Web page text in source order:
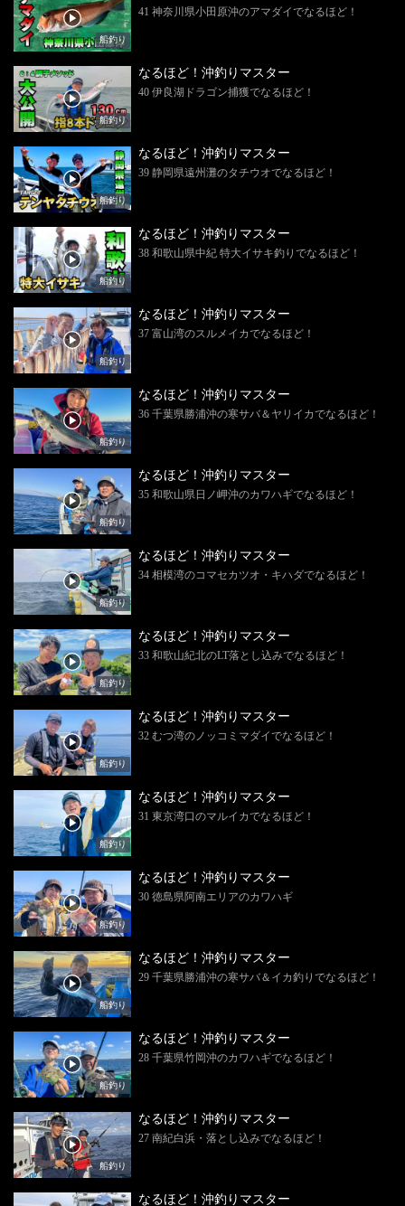
船釣り
41 神奈川県小田原沖のアマダイでなるほど！
船釣り
なるほど！沖釣りマスター
40 伊良湖ドラゴン捕獲でなるほど！
船釣り
なるほど！沖釣りマスター
39 静岡県遠州灘のタチウオでなるほど！
船釣り
なるほど！沖釣りマスター
38 和歌山県中紀 特大イサキ釣りでなるほど！
船釣り
なるほど！沖釣りマスター
37 富山湾のスルメイカでなるほど！
船釣り
なるほど！沖釣りマスター
36 千葉県勝浦沖の寒サバ＆ヤリイカでなるほど！
船釣り
なるほど！沖釣りマスター
35 和歌山県日ノ岬沖のカワハギでなるほど！
船釣り
なるほど！沖釣りマスター
34 相模湾のコマセカツオ・キハダでなるほど！
船釣り
なるほど！沖釣りマスター
33 和歌山紀北のLT落とし込みでなるほど！
船釣り
なるほど！沖釣りマスター
32 むつ湾のノッコミマダイでなるほど！
船釣り
なるほど！沖釣りマスター
31 東京湾口のマルイカでなるほど！
船釣り
なるほど！沖釣りマスター
30 徳島県阿南エリアのカワハギ
船釣り
なるほど！沖釣りマスター
29 千葉県勝浦沖の寒サバ＆イカ釣りでなるほど！
船釣り
なるほど！沖釣りマスター
28 千葉県竹岡沖のカワハギでなるほど！
船釣り
なるほど！沖釣りマスター
27 南紀白浜・落とし込みでなるほど！
なるほど！沖釣りマスター